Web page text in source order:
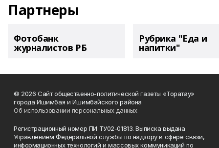
Партнеры
Фотобанк
журналистов РБ
Рубрика "Еда и
напитки"
© 2026 Сайт общественно-политической газеты «Торатау»
города Ишимбая и Ишимбайского района
Об использовании персональных данных
Регистрационный номер ПИ ТУ02-01813. Выписка выдана
Управлением Федеральной службы по надзору в сфере связи,
информационных технологий и массовых коммуникаций по